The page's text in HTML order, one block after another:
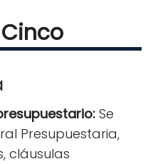
Se
Presupuestaria,
cláusulas